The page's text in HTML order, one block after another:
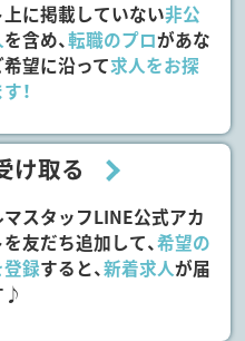
上に掲載していない非公
を含め、転職のプロがあな
望に沿って求人をお探
！
け取る
マスタッフLINE公式アカ
友だち追加して、希望の
録すると、新着求人が届
♪